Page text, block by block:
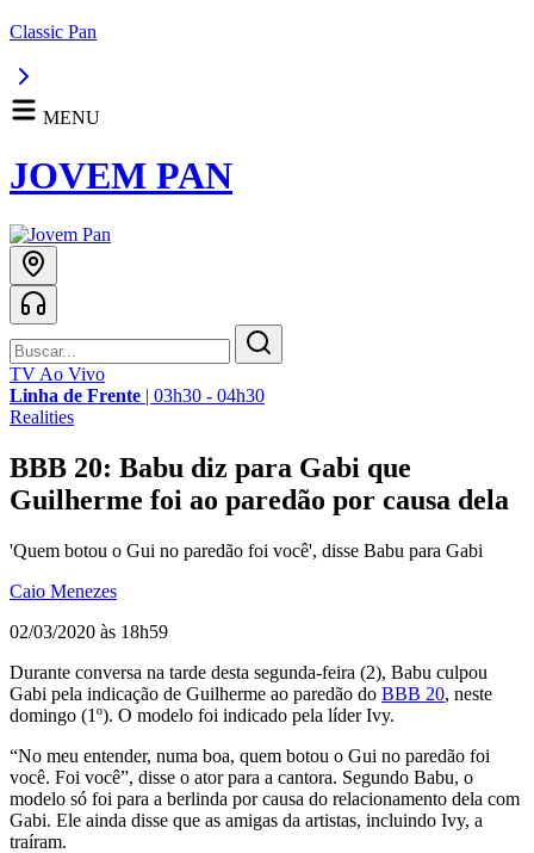
Classic Pan
MENU
JOVEM PAN
TV Ao Vivo
Linha de Frente | 03h30 - 04h30
Realities
BBB 20: Babu diz para Gabi que
Guilherme foi ao paredão por causa dela
'Quem botou o Gui no paredão foi você', disse Babu para Gabi
Caio Menezes
02/03/2020 às 18h59
Durante conversa na tarde desta segunda-feira (2), Babu culpou
Gabi pela indicação de Guilherme ao paredão do BBB 20, neste
domingo (1º). O modelo foi indicado pela líder Ivy.
“No meu entender, numa boa, quem botou o Gui no paredão foi
você. Foi você”, disse o ator para a cantora. Segundo Babu, o
modelo só foi para a berlinda por causa do relacionamento dela com
Gabi. Ele ainda disse que as amigas da artistas, incluindo Ivy, a
traíram.